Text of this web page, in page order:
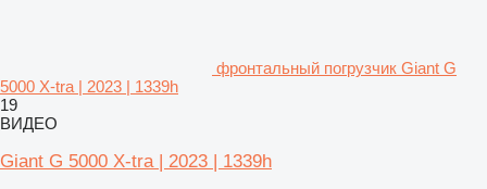
фронтальный погрузчик Giant G
5000 X-tra | 2023 | 1339h
19
ВИДЕО
Giant G 5000 X-tra | 2023 | 1339h